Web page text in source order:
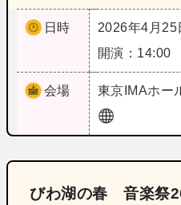
日時
2026年4月25
開演：14:00
会場 東京 IMAホー
びわ湖の春 音楽祭